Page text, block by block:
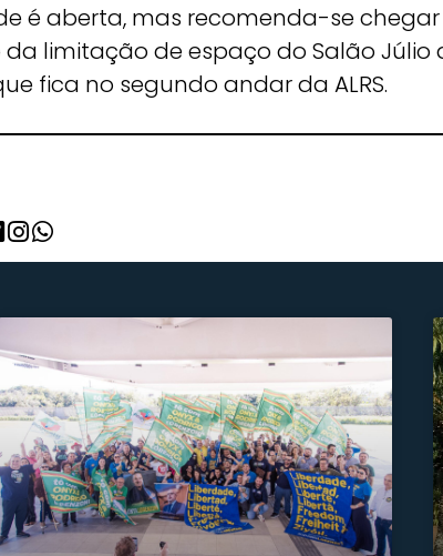
é aberta, mas recomenda-se
limitação de espaço do Salão Júlio
fica no segundo andar da ALRS.